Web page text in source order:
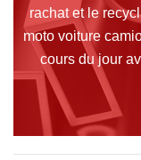
rachat et le
moto voiture
cours du jour